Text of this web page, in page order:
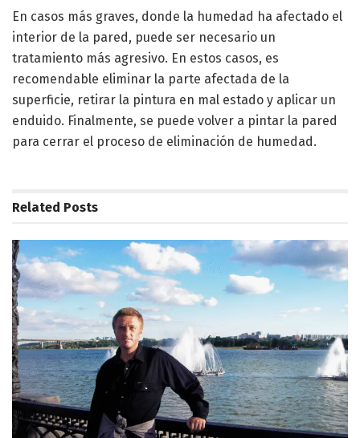
En casos más graves, donde la humedad ha afectado el
interior de la pared, puede ser necesario un
tratamiento más agresivo. En estos casos, es
recomendable eliminar la parte afectada de la
superficie, retirar la pintura en mal estado y aplicar un
enduido. Finalmente, se puede volver a pintar la pared
para cerrar el proceso de eliminación de humedad.
Related Posts